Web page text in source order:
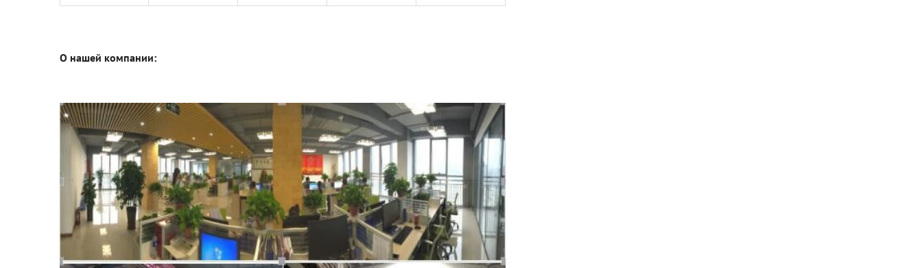
О нашей компании: